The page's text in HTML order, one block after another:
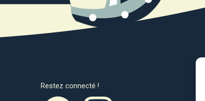
Restez connecté !